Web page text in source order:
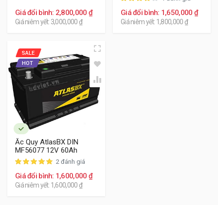
Giá đổi bình: 2,800,000 ₫
Giá niêm yết: 3,000,000 ₫
Giá đổi bình: 1,650,000 ₫
Giá niêm yết: 1,800,000 ₫
SALE
HOT
Ắc Quy AtlasBX DIN
MF56077 12V 60Ah
2 đánh giá
Giá đổi bình: 1,600,000 ₫
Giá niêm yết: 1,600,000 ₫